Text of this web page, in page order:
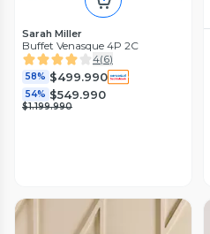
Sarah Miller
Buffet Venasque 4P 2C
4(6)
58% $499.990
54% $549.990
$1.199.990